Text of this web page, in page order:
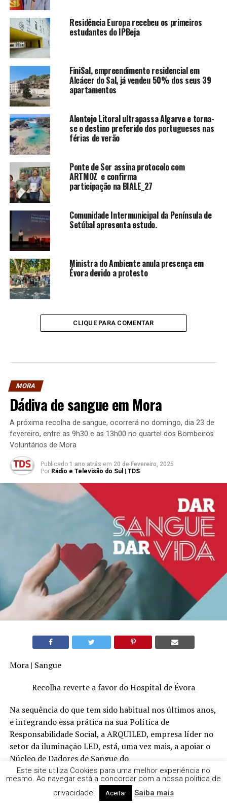
Residência Europa recebeu os primeiros
estudantes do IPBeja
FiniSal, empreendimento residencial em
Alcácer do Sal, já vendeu 50% dos seus 39
apartamentos
Alentejo Litoral ultrapassa Algarve e torna-
se o destino preferido dos portugueses nas
férias de verão
Ponte de Sor assina protocolo com
ARTMOZ e confirma
participação na BIALE_27
Comunidade Intermunicipal da Península de
Setúbal apresenta estudo.
Ministra do Ambiente anula presença em
Évora devido a protesto
CLIQUE PARA COMENTAR
MORA
Dádiva de sangue em Mora
A próxima recolha de sangue, ocorrerá no domingo, dia 23 de
fevereiro, entre as 9h30 e as 13h00 no quartel dos Bombeiros
Voluntários de Mora
Publicado 1 ano atrás em 20 de Fevereiro, 2025
Por Rádio e Televisão do Sul | TDS
Mora | Sangue
Recolha reverte a favor do Hospital de Évora
Na sequência do que tem sido habitual nos últimos anos,
e integrando essa prática na sua Política de
Responsabilidade Social, a ARQUILED, empresa líder no
setor da iluminação LED, está, uma vez mais, a apoiar o
Núcleo de Dadores de Sangue do
concelho de Mora.
O apoio da empresa do Grupo Visabeira materializa-se
Este site utiliza Cookies para uma melhor experiência no
mesmo. Ao navegar está a concordar com a nossa politica de
privacidade!
Aceitar Saiba mais